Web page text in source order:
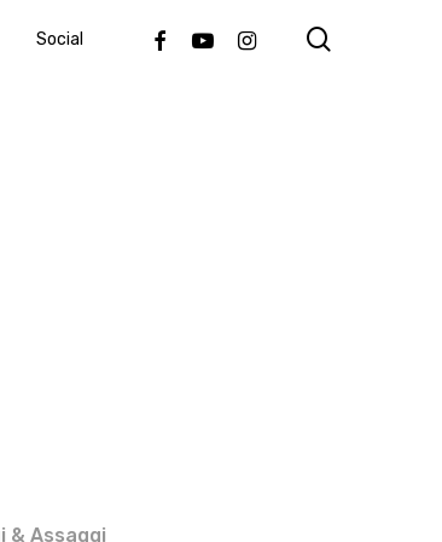
Social FacebookYoutubeInstagram
& Assaggi